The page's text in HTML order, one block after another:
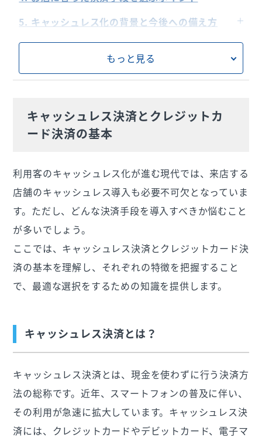
徴
顧客層に応じた決済手段の選び方
5. キャッシュレス化の背景と今後への備え方
6. キャッシュレスとクレジットカードの違いを
知って得られる知識のまとめ
もっと見る
キャッシュレス決済とクレジットカ
ード決済の基本
利用客のキャッシュレス化が進む現代では、来店する
店舗のキャッシュレス導入も必要不可欠となっていま
す。ただし、どんな決済手段を導入すべきか悩むこと
が多いでしょう。
ここでは、キャッシュレス決済とクレジットカード決
済の基本を理解し、それぞれの特徴を把握すること
で、最適な選択をするための知識を提供します。
キャッシュレス決済とは？
キャッシュレス決済とは、現金を使わずに行う決済方
法の総称です。近年、スマートフォンの普及に伴い、
その利用が急速に拡大しています。キャッシュレス決
済には、クレジットカードやデビットカード、電子マ